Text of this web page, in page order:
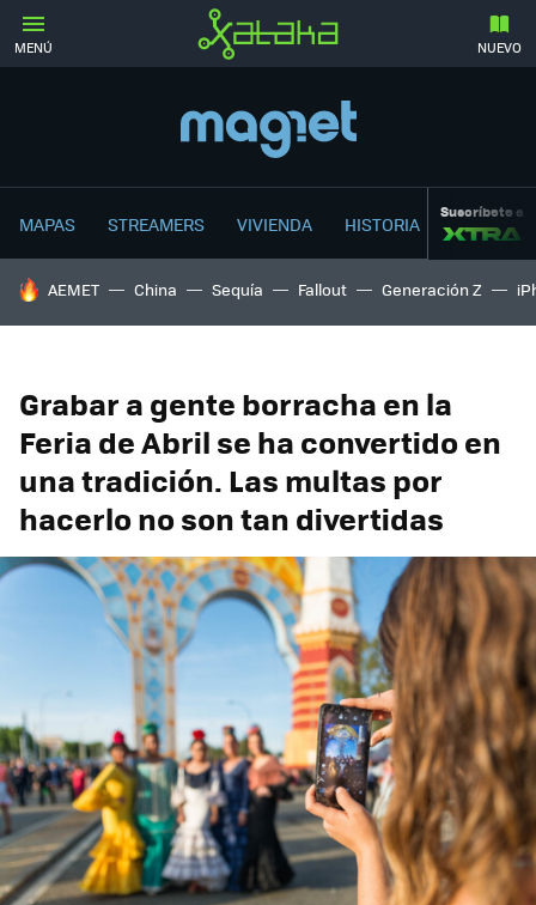
MENÚ NUEVO
MAPAS STREAMERS VIVIENDA HISTORIA Suscríbete a
HOY SE HABLA DE
AEMET China Sequía Fallout Generación Z
Grabar a gente borracha en la
Feria de Abril se ha convertido en
una tradición. Las multas por
hacerlo no son tan divertidas